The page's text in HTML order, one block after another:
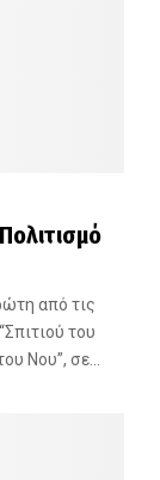
από τις
του
Νου”, σε...